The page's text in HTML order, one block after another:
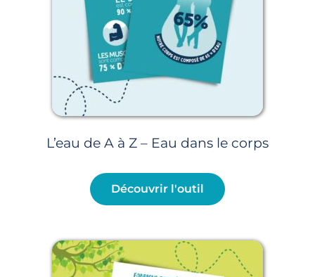
L’eau de A à Z – Eau dans le corps
Découvrir l'outil